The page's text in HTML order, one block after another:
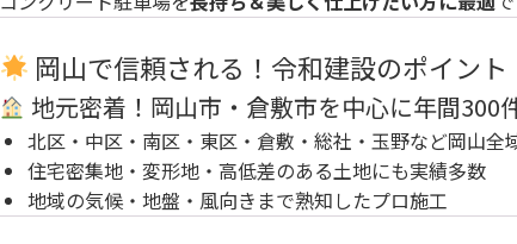
岡山で信頼される！令和建設のポイント
地元密着！岡山市・倉敷市を中心に年間300
北区・中区・南区・東区・倉敷・総社・玉野など岡山全
住宅密集地・変形地・高低差のある土地にも実績多数
地域の気候・地盤・風向きまで熟知したプロ施工